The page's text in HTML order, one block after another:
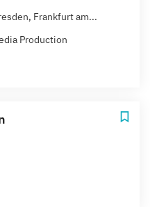
Frankfurt am...
Production